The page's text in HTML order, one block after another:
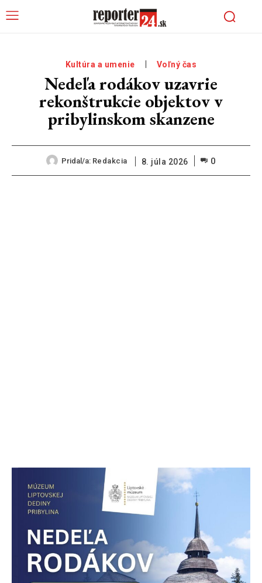
Kultúra a umenie Voľný čas
Nedeľa rodákov uzavrie
rekonštrukcie objektov v
pribylinskom skanzene
Pridal/a: Redakcia 8. júla 2026 0